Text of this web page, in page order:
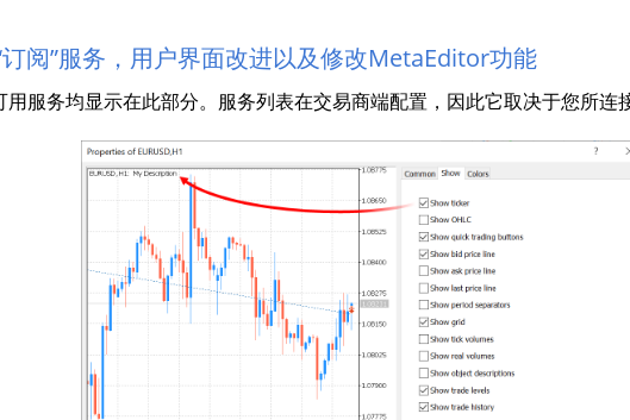
阅”服务，用户界面改进以及修改MetaEditor功能
用服务均显示在此部分。服务列表在交易商端配置，因此它取决于您所